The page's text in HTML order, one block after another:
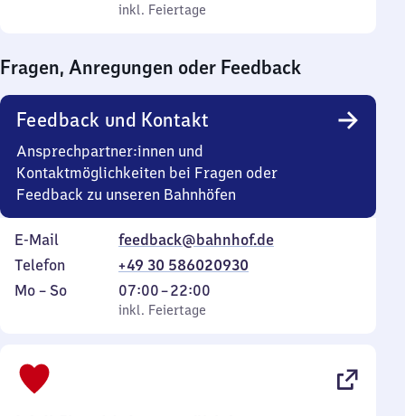
inkl. Feiertage
0
0
Uhr
inkl. Feiertage
Fragen, Anregungen oder Feedback
Feedback und Kontakt
Ansprechpartner:innen und
Kontaktmöglichkeiten bei Fragen oder
Feedback zu unseren Bahnhöfen
E-Mail
feedback@bahnhof.de
Telefon
+49 30 586020930
Montag
Mo – So,
inkl. Feiertage
07:00–22:00
Von
7
inkl. Feiertage